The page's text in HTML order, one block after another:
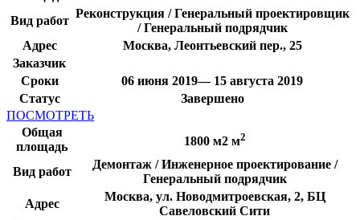
Вид работ
Реконструкция / Генеральный проектировщик
/ Генеральный подрядчик
Адрес
Москва, Леонтьевский пер., 25
Заказчик
Сроки
06 июня 2019— 15 августа 2019
Статус
Завершено
ПОСМОТРЕТЬ
Общая
площадь
1800 м2 м2
Вид работ
Демонтаж / Инженерное проектирование /
Генеральный подрядчик
Адрес
Москва, ул. Новодмитроевская, 2, БЦ
Савеловский Сити